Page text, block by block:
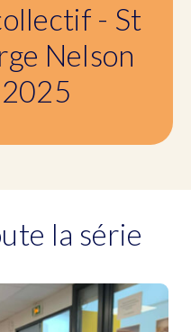
- St
Nelson
la série